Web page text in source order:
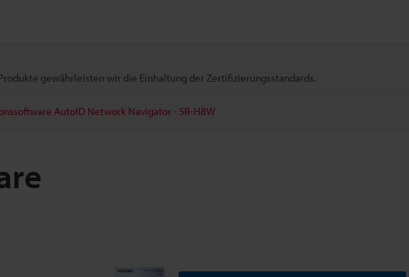
gewährleisten wir die Einhaltung der Zertifizierungsstandards.
AutoID Network Navigator - SR-H8W